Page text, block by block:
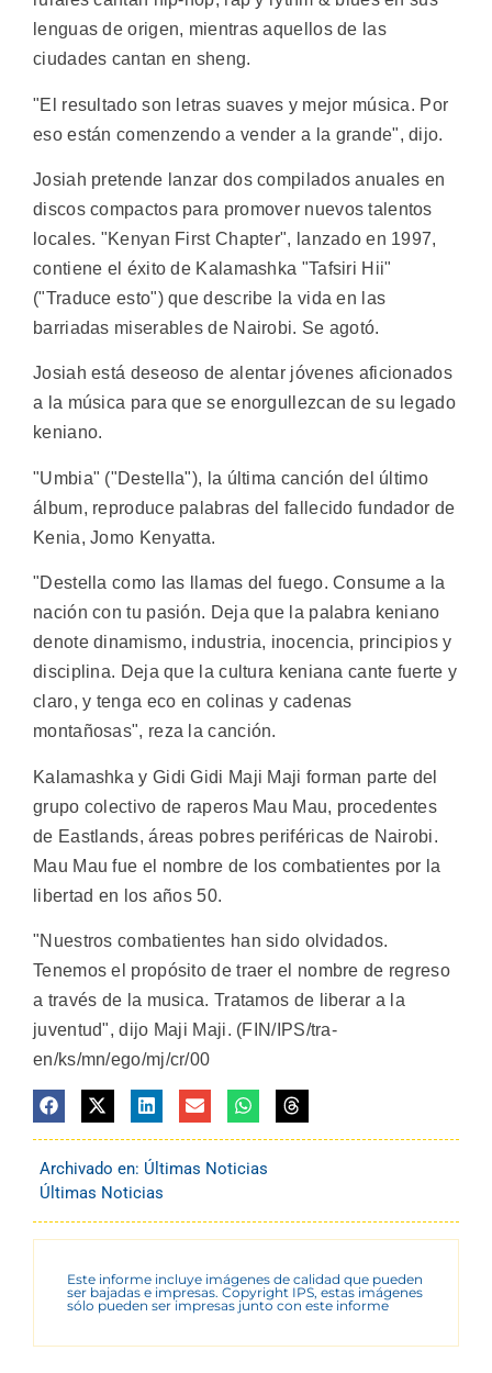
lenguas de origen, mientras aquellos de las
ciudades cantan en sheng.
"El resultado son letras suaves y mejor música. Por
eso están comenzendo a vender a la grande", dijo.
Josiah pretende lanzar dos compilados anuales en
discos compactos para promover nuevos talentos
locales. "Kenyan First Chapter", lanzado en 1997,
contiene el éxito de Kalamashka "Tafsiri Hii"
("Traduce esto") que describe la vida en las
barriadas miserables de Nairobi. Se agotó.
Josiah está deseoso de alentar jóvenes aficionados
a la música para que se enorgullezcan de su legado
keniano.
"Umbia" ("Destella"), la última canción del último
álbum, reproduce palabras del fallecido fundador de
Kenia, Jomo Kenyatta.
"Destella como las llamas del fuego. Consume a la
nación con tu pasión. Deja que la palabra keniano
denote dinamismo, industria, inocencia, principios y
disciplina. Deja que la cultura keniana cante fuerte y
claro, y tenga eco en colinas y cadenas
montañosas", reza la canción.
Kalamashka y Gidi Gidi Maji Maji forman parte del
grupo colectivo de raperos Mau Mau, procedentes
de Eastlands, áreas pobres periféricas de Nairobi.
Mau Mau fue el nombre de los combatientes por la
libertad en los años 50.
"Nuestros combatientes han sido olvidados.
Tenemos el propósito de traer el nombre de regreso
a través de la musica. Tratamos de liberar a la
juventud", dijo Maji Maji. (FIN/IPS/tra-
en/ks/mn/ego/mj/cr/00
Archivado en: Últimas Noticias
Últimas Noticias
Este informe incluye imágenes de calidad que pueden
ser bajadas e impresas. Copyright IPS, estas imágenes
sólo pueden ser impresas junto con este informe